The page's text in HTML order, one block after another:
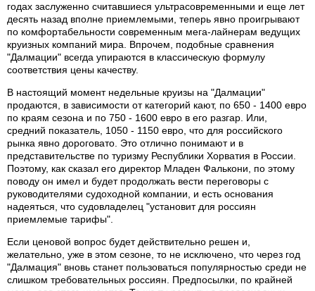
годах заслуженно считавшиеся ультрасовременными и еще лет
десять назад вполне приемлемыми, теперь явно проигрывают
по комфортабельности современным мега-лайнерам ведущих
круизных компаний мира. Впрочем, подобные сравнения
"Далмации" всегда упираются в классическую формулу
соответствия цены качеству.
В настоящий момент недельные круизы на "Далмации"
продаются, в зависимости от категорий кают, по 650 - 1400 евро
по краям сезона и по 750 - 1600 евро в его разгар. Или,
средний показатель, 1050 - 1150 евро, что для российского
рынка явно дороговато. Это отлично понимают и в
представительстве по туризму Республики Хорватия в России.
Поэтому, как сказал его директор Младен Фалькони, по этому
поводу он имел и будет продолжать вести переговоры с
руководителями судоходной компании, и есть основания
надеяться, что судовладелец "установит для россиян
приемлемые тарифы".
Если ценовой вопрос будет действительно решен и,
желательно, уже в этом сезоне, то не исключено, что через год
"Далмация" вновь станет пользоваться популярностью среди не
слишком требовательных россиян. Предпосылки, по крайней